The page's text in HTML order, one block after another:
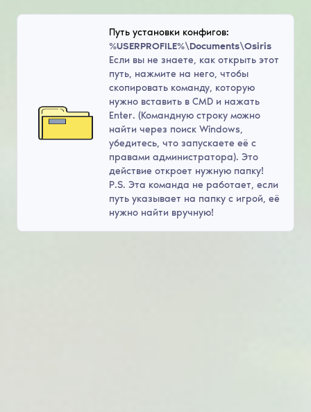
Путь установки конфигов:
%USERPROFILE%\Documents\Osiris
Если вы не знаете, как открыть этот
путь, нажмите на него, чтобы
скопировать команду, которую
нужно вставить в CMD и нажать
Enter. (Командную строку можно
найти через поиск Windows,
убедитесь, что запускаете её с
правами администратора). Это
действие откроет нужную папку!
P.S. Эта команда не работает, если
путь указывает на папку с игрой, её
нужно найти вручную!